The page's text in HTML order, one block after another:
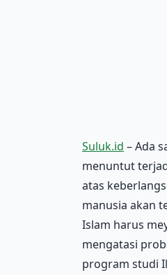
Suluk.id – Ada
menuntut
atas
manusia akan
Islam harus
mengatasi
program studi